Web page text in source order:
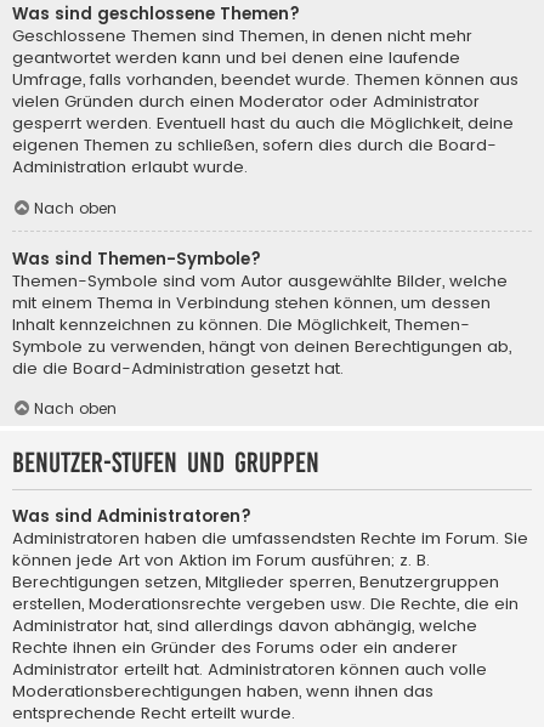
Was sind geschlossene Themen?
Geschlossene Themen sind Themen, in denen nicht mehr
geantwortet werden kann und bei denen eine laufende
Umfrage, falls vorhanden, beendet wurde. Themen können aus
vielen Gründen durch einen Moderator oder Administrator
gesperrt werden. Eventuell hast du auch die Möglichkeit, deine
eigenen Themen zu schließen, sofern dies durch die Board-
Administration erlaubt wurde.
Nach oben
Was sind Themen-Symbole?
Themen-Symbole sind vom Autor ausgewählte Bilder, welche
mit einem Thema in Verbindung stehen können, um dessen
Inhalt kennzeichnen zu können. Die Möglichkeit, Themen-
Symbole zu verwenden, hängt von deinen Berechtigungen ab,
die die Board-Administration gesetzt hat.
Nach oben
Benutzer-Stufen und Gruppen
Was sind Administratoren?
Administratoren haben die umfassendsten Rechte im Forum. Sie
können jede Art von Aktion im Forum ausführen; z. B.
Berechtigungen setzen, Mitglieder sperren, Benutzergruppen
erstellen, Moderationsrechte vergeben usw. Die Rechte, die ein
Administrator hat, sind allerdings davon abhängig, welche
Rechte ihnen ein Gründer des Forums oder ein anderer
Administrator erteilt hat. Administratoren können auch volle
Moderationsberechtigungen haben, wenn ihnen das
entsprechende Recht erteilt wurde.